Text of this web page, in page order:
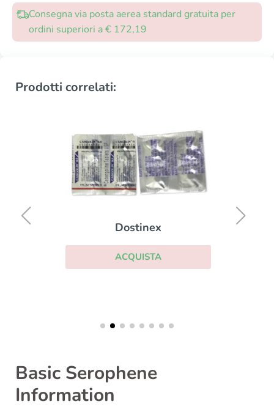
Consegna via posta aerea standard gratuita per
ordini superiori a € 172,19
Prodotti correlati:
Dostinex
ACQUISTA
Basic Serophene
Information